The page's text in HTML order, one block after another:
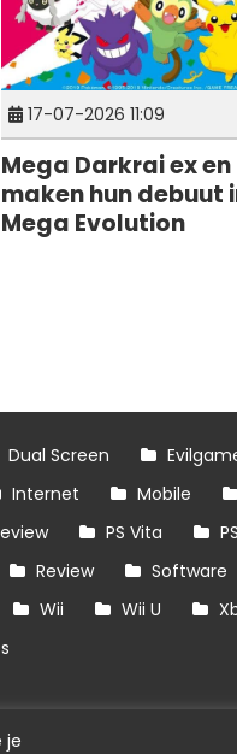
17-07-2026 11:09
Mega Darkrai ex
maken hun debuut
Mega Evolution
Dual Screen
Internet Mobile
PS Vita
Review Software
Wii Wii U
je